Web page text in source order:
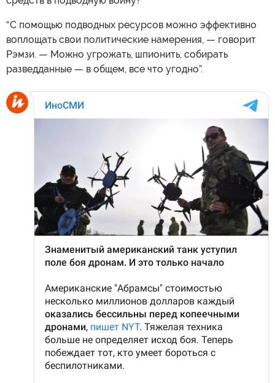
“С помощью подводных ресурсов можно эффективно
воплощать свои политические намерения, — говорит
Рэмзи. — Можно угрожать, шпионить, собирать
разведданные — в общем, все что угодно”.